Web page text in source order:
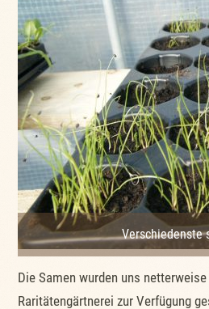
Verschiedenste
Die Samen wurden uns
Raritätengärtnerei zur Verfügung